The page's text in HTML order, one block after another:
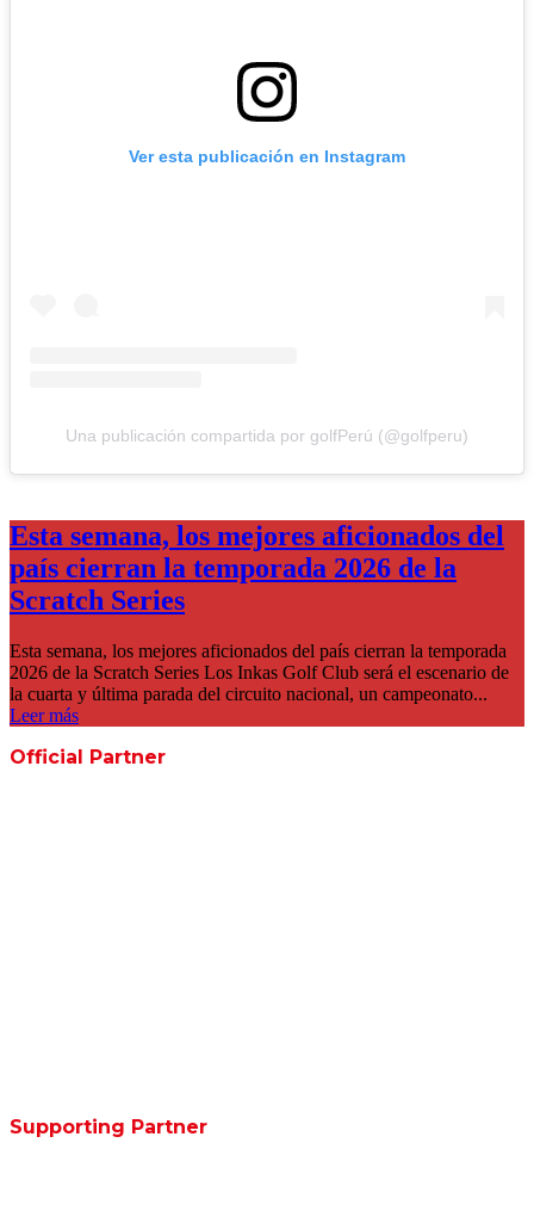
Ver esta publicación en Instagram
Una publicación compartida por golfPerú (@golfperu)
Esta semana, los mejores aficionados del
país cierran la temporada 2026 de la
Scratch Series
Esta semana, los mejores aficionados del país cierran la temporada
2026 de la Scratch Series Los Inkas Golf Club será el escenario de
la cuarta y última parada del circuito nacional, un campeonato...
Leer más
Official Partner
Supporting Partner